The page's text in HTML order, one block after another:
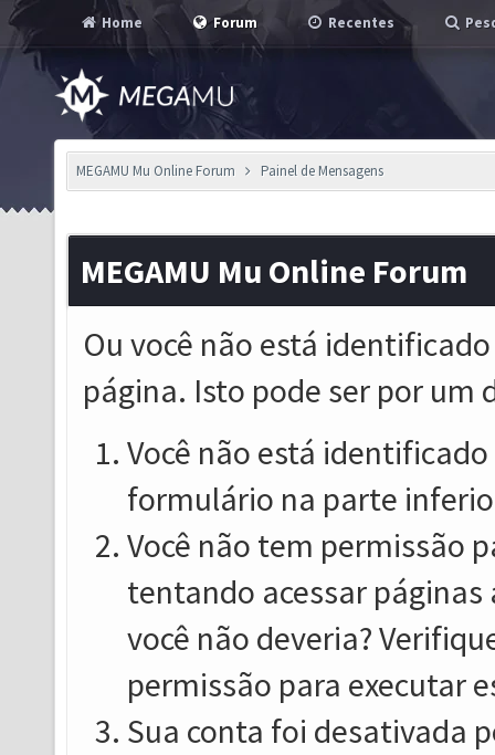
Home Forum Recentes
MEGAMU Mu Online Forum Painel de Mensagens
MEGAMU Mu Online Forum
Ou você não está
página. Isto pode ser por um
Você não está
formulário na parte
Você não tem permissão
tentando acessar
você não deveria?
permissão para executar
Sua conta foi desativada